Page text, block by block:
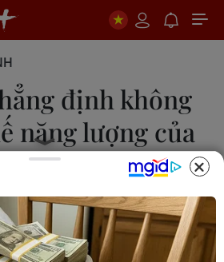
định không
năng lượng của